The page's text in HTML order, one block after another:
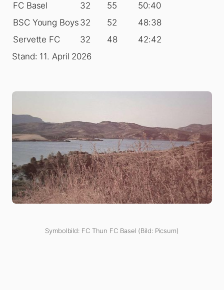
FC Basel
32 55
50:40
BSC Young Boys 32 52
48:38
Servette FC
32 48
42:42
Stand: 11. April 2026
Symbolbild: FC Thun FC Basel (Bild: Picsum)